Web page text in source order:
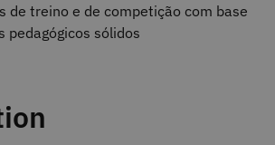
de treino e de competição com base
pedagógicos sólidos